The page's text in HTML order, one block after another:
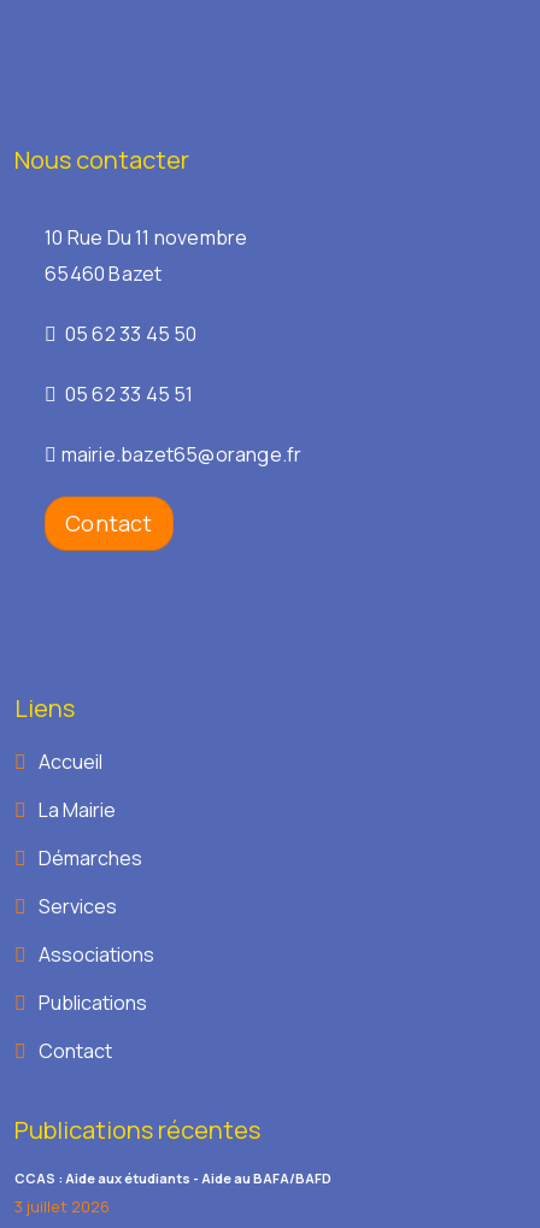
Nous contacter
10 Rue Du 11 novembre
65460 Bazet
05 62 33 45 50
05 62 33 45 51
mairie.bazet65@orange.fr
Contact
Liens
Accueil
La Mairie
Démarches
Services
Associations
Publications
Contact
Publications récentes
CCAS : Aide aux étudiants - Aide au BAFA/BAFD
3 juillet 2026